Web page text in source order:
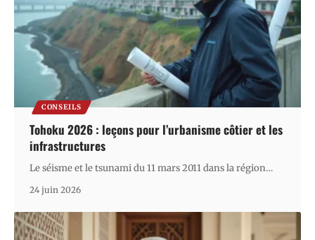
CONSEILS
Tohoku 2026 : leçons pour l’urbanisme côtier et les
infrastructures
Le séisme et le tsunami du 11 mars 2011 dans la région…
24 juin 2026